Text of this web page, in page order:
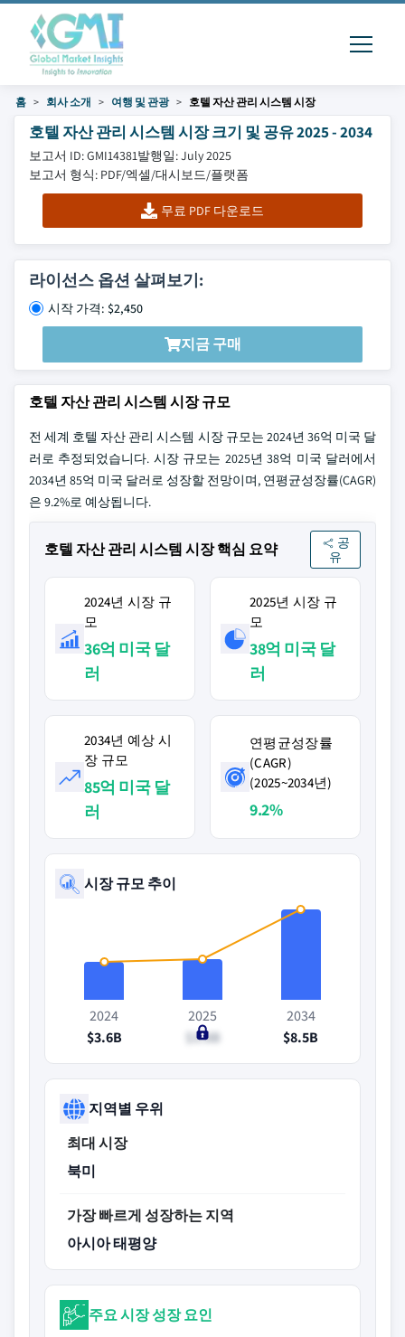
홈 회사 소개 여행 및 관광 호텔 자산 관리 시스템 시장
호텔 자산 관리 시스템 시장 크기 및 공유 2025 - 2034
보고서 ID: GMI14381발행일: July 2025
보고서 형식: PDF/엑셀/대시보드/플랫폼
무료 PDF 다운로드
라이선스 옵션 살펴보기:
시작 가격: $2,450
지금 구매
호텔 자산 관리 시스템 시장 규모
전 세계 호텔 자산 관리 시스템 시장 규모는 2024년 36억 미국 달
러로 추정되었습니다. 시장 규모는 2025년 38억 미국 달러에서
2034년 85억 미국 달러로 성장할 전망이며, 연평균성장률(CAGR)
은 9.2%로 예상됩니다.
호텔 자산 관리 시스템 시장 핵심 요약
공
유
2024년 시장 규
모
36억 미국 달
러
2025년 시장 규
모
38억 미국 달
러
2034년 예상 시
장 규모
85억 미국 달
러
연평균성장률
(CAGR)
(2025~2034년)
9.2%
시장 규모 추이
2024
$3.6B
2025
$3.8B
2034
$8.5B
지역별 우위
최대 시장
북미
가장 빠르게 성장하는 지역
아시아 태평양
주요 시장 성장 요인